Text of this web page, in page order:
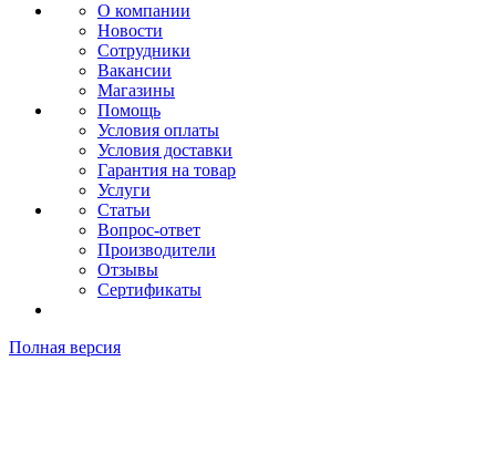
О компании
Новости
Сотрудники
Вакансии
Магазины
Помощь
Условия оплаты
Условия доставки
Гарантия на товар
Услуги
Статьи
Вопрос-ответ
Производители
Отзывы
Сертификаты
Полная версия